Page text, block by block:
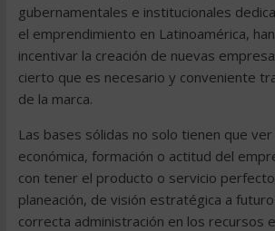
gubernamentales e institucionales
el emprendimiento en Latinoamérica,
incentivar la creación de nuevas
cierto que es necesario y conveniente
de la marca.
Las bases sólidas no solo tienen que ver
económica, formación o actitud del
con tener el producto o servicio
planeación, de visión estratégica a
correcta administración en los recursos